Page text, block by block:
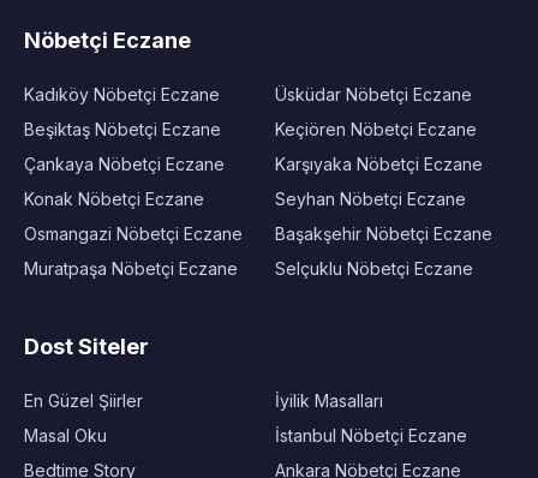
Nöbetçi Eczane
Kadıköy Nöbetçi Eczane
Beşiktaş Nöbetçi Eczane
Çankaya Nöbetçi Eczane
Konak Nöbetçi Eczane
Osmangazi Nöbetçi Eczane
Muratpaşa Nöbetçi Eczane
Üsküdar Nöbetçi Eczane
Keçiören Nöbetçi Eczane
Karşıyaka Nöbetçi Eczane
Seyhan Nöbetçi Eczane
Başakşehir Nöbetçi Eczane
Selçuklu Nöbetçi Eczane
Dost Siteler
En Güzel Şiirler
Masal Oku
Bedtime Story
İyilik Masalları
İstanbul Nöbetçi Eczane
Ankara Nöbetçi Eczane